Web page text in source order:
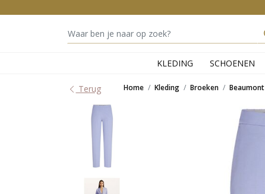
KLEDING SCHOENEN
Terug Home Kleding Broeken Beaumont